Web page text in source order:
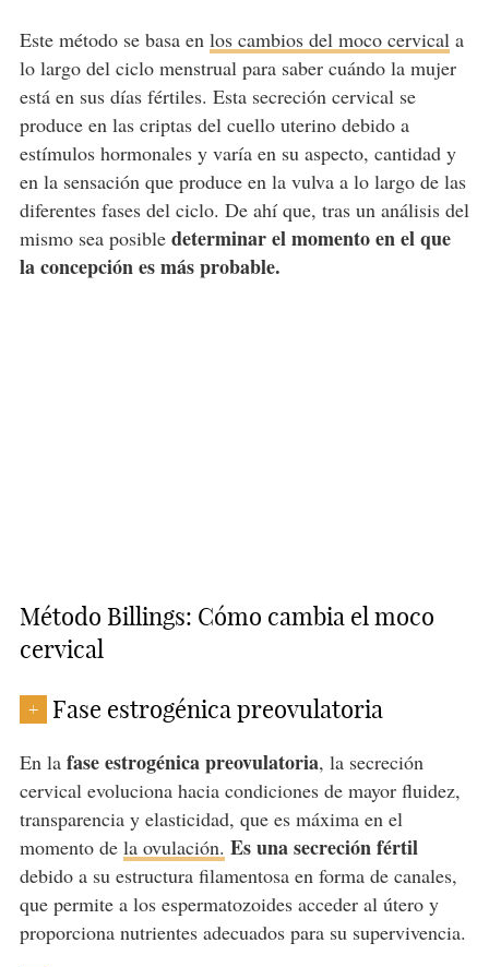
Este método se basa en los cambios del moco cervical a
lo largo del ciclo menstrual para saber cuándo la mujer
está en sus días fértiles. Esta secreción cervical se
produce en las criptas del cuello uterino debido a
estímulos hormonales y varía en su aspecto, cantidad y
en la sensación que produce en la vulva a lo largo de las
diferentes fases del ciclo. De ahí que, tras un análisis del
mismo sea posible determinar el momento en el que
la concepción es más probable.
Método Billings: Cómo cambia el moco
cervical
+ Fase estrogénica preovulatoria
En la fase estrogénica preovulatoria, la secreción
cervical evoluciona hacia condiciones de mayor fluidez,
transparencia y elasticidad, que es máxima en el
momento de la ovulación. Es una secreción fértil
debido a su estructura filamentosa en forma de canales,
que permite a los espermatozoides acceder al útero y
proporciona nutrientes adecuados para su supervivencia.